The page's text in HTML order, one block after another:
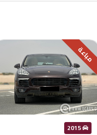
مباعة
2015